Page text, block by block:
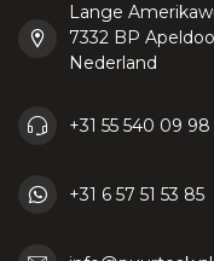
Lange
7332 BP
Nederland
+31 55 540 09 98
+31 6 57 51 53 85